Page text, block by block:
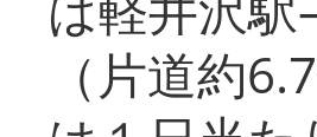
（片道約